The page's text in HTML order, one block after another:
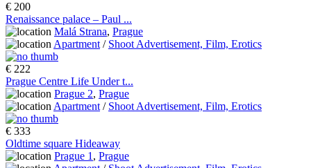
€ 200
Renaissance palace – Paul ...
Malá Strana, Prague
Apartment / Shoot Advertisement, Film, Erotics
€ 222
Prague Centre Life Under t...
Prague 2, Prague
Apartment / Shoot Advertisement, Film, Erotics
€ 333
Oldtime square Hideaway
Prague 1 , Prague